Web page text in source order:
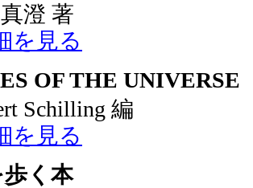
澄 著
を見る
OF THE UNIVERSE
Schilling 編
を見る
く本